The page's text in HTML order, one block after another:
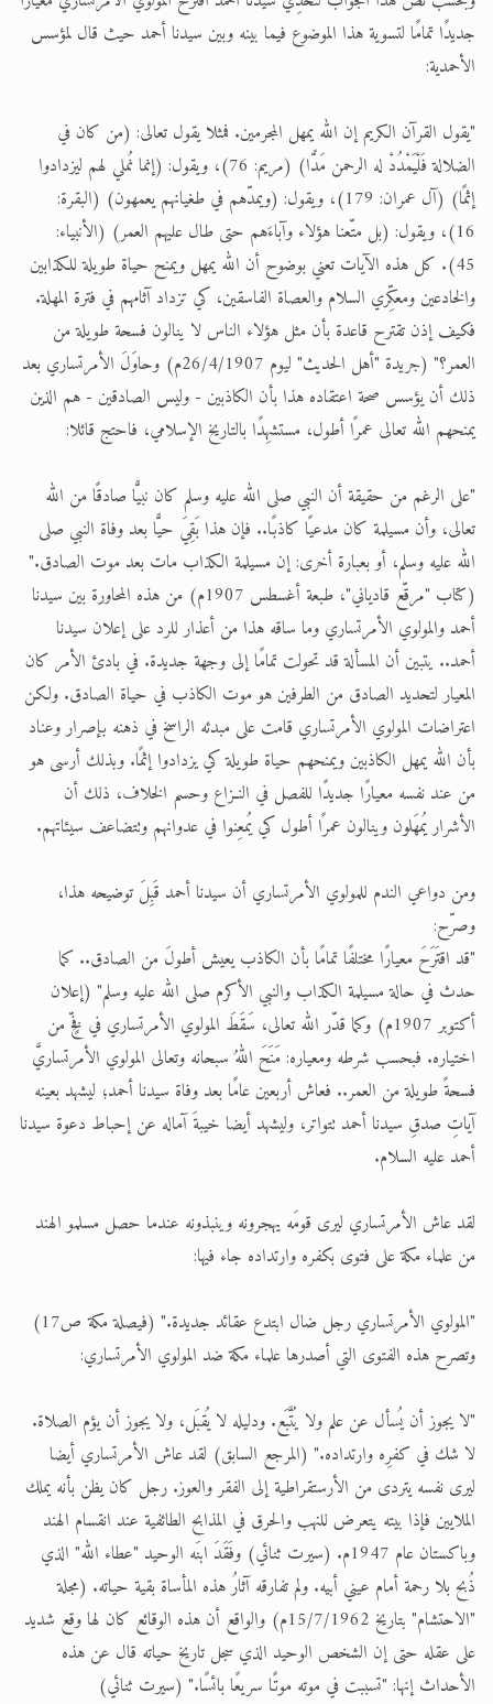
جديدًا تمامًا لتسوية هذا الموضوع فيما بينه وبين سيدنا أحمد حيث قال لمؤسس
الأحمدية:
"يقول القرآن الكريم إن الله يمهل المجرمين. فمثلا يقول تعالى: (من كان في
الضلالة فَلْيَمْدُدْ له الرحمن مَدًّا) (مريم: 76)، ويقول: (إنما نُملي لهم ليزدادوا
إثمًا) (آل عمران: 179)، ويقول: (ويمدّهم في طغيانهم يعمهون) (البقرة:
16)، ويقول: (بل متّعنا هؤلاء وآباءَهم حتى طال عليهم العمر) (الأنبياء:
45). كل هذه الآيات تعني بوضوح أن الله يمهل ويمنح حياة طويلة للكذابين
والخادعين ومعكِّري السلام والعصاة الفاسقين، كي تزداد آثامهم في فترة المهلة.
فكيف إذن تقترح قاعدة بأن مثل هؤلاء الناس لا ينالون فسحة طويلة من
العمر؟" (جريدة "أهل الحديث" ليوم 26/4/1907م) وحاوَلَ الأمرتساري بعد
ذلك أن يؤسس صحة اعتقاده هذا بأن الكاذبين - وليس الصادقين - هم الذين
يمنحهم الله تعالى عمرًا أطول، مستشهِدًا بالتاريخ الإسلامي، فاحتج قائلا:
"على الرغم من حقيقة أن النبي صلى الله عليه وسلم كان نبيًّا صادقًا من الله
تعالى، وأن مسيلمة كان مدعيًا كاذبًا.. فإن هذا بَقِيَ حيًّا بعد وفاة النبي صلى
الله عليه وسلم، أو بعبارة أخرى: إن مسيلمة الكذاب مات بعد موت الصادق."
(كتاب "مرقّع قادياني"، طبعة أغسطس 1907م) من هذه المحاورة بين سيدنا
أحمد والمولوي الأمرتساري وما ساقه هذا من أعذار للرد على إعلان سيدنا
أحمد.. يتبين أن المسألة قد تحولت تمامًا إلى وجهة جديدة. في بادئ الأمر كان
المعيار لتحديد الصادق من الطرفين هو موت الكاذب في حياة الصادق. ولكن
اعتراضات المولوي الأمرتساري قامت على مبدئه الراسخ في ذهنه بإصرار وعناد
بأن الله يمهل الكاذبين ويمنحهم حياة طويلة كي يزدادوا إثمًا. وبذلك أرسى هو
من عند نفسه معيارًا جديدًا للفصل في النـزاع وحسم الخلاف، ذلك أن
الأشرار يُمهَلون وينالون عمرًا أطول كي يُمعِنوا في عدوانهم وتتضاعف سيئاتهم.
ومن دواعي الندم للمولوي الأمرتساري أن سيدنا أحمد قَبِلَ توضيحه هذا،
وصرّح:
"قد اقتَرَحَ معيارًا مختلفًا تمامًا بأن الكاذب يعيش أطولَ من الصادق.. كما
حدث في حالة مسيلمة الكذاب والنبي الأكرم صلى الله عليه وسلم" (إعلان
أكتوبر 1907م) وكما قدّر الله تعالى، سَقَطَ المولوي الأمرتساري في فخٍّ من
اختياره. فبحسب شرطه ومعياره: مَنَحَ اللهُ سبحانه وتعالى المولوي الأمرتساريَّ
فسحةً طويلة من العمر.. فعاش أربعين عامًا بعد وفاة سيدنا أحمد؛ ليشهد بعينه
آياتِ صدقِ سيدنا أحمد تتواتر، وليشهد أيضا خيبةَ آماله عن إحباط دعوة سيدنا
أحمد عليه السلام.
لقد عاش الأمرتساري ليرى قومَه يهجرونه وينبذونه عندما حصل مسلمو الهند
من علماء مكة على فتوى بكفره وارتداده جاء فيها:
"المولوي الأمرتساري رجل ضال ابتدع عقائد جديدة." (فيصلة مكة ص17)
وتصرح هذه الفتوى التي أصدرها علماء مكة ضد المولوي الأمرتساري:
"لا يجوز أن يُسأل عن علم ولا يُتَّبَع. ودليله لا يُقبَل، ولا يجوز أن يؤم الصلاة.
لا شك في كفرِه وارتداده." (المرجع السابق) لقد عاش الأمرتساري أيضا
ليرى نفسه يتردى من الأرستقراطية إلى الفقر والعوز. رجل كان يظن بأنه يملك
الملايين فإذا بيته يتعرض للنهب والحرق في المذابح الطائفية عند انقسام الهند
وباكستان عام 1947م. (سيرت ثنائي) وفَقَدَ ابنَه الوحيد "عطاء الله" الذي
ذُبح بلا رحمة أمام عيني أبيه. ولم تفارقه آثارُ هذه المأساة بقية حياته. (مجلة
"الاحتشام" بتاريخ 15/7/1962م) والواقع أن هذه الوقائع كان لها وقع شديد
على عقله حتى إن الشخص الوحيد الذي سجل تاريخ حياته قال عن هذه
الأحداث إنها: "تسببت في موته موتًا سريعًا بائسًا." (سيرت ثنائي)